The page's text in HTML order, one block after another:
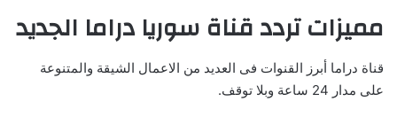
مميزات تردد قناة سوريا دراما الجديد
قناة دراما أبرز القنوات فى العديد من الاعمال الشيقة والمتنوعة
على مدار 24 ساعة وبلا توقف.